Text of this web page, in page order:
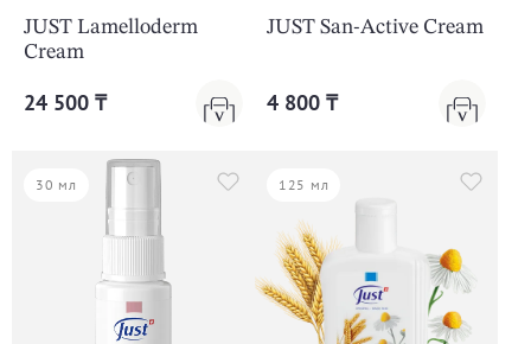
JUST Lamelloderm
Cream
24 500 ₸
JUST San-Active Cream
4 800 ₸
30 мл 125 мл